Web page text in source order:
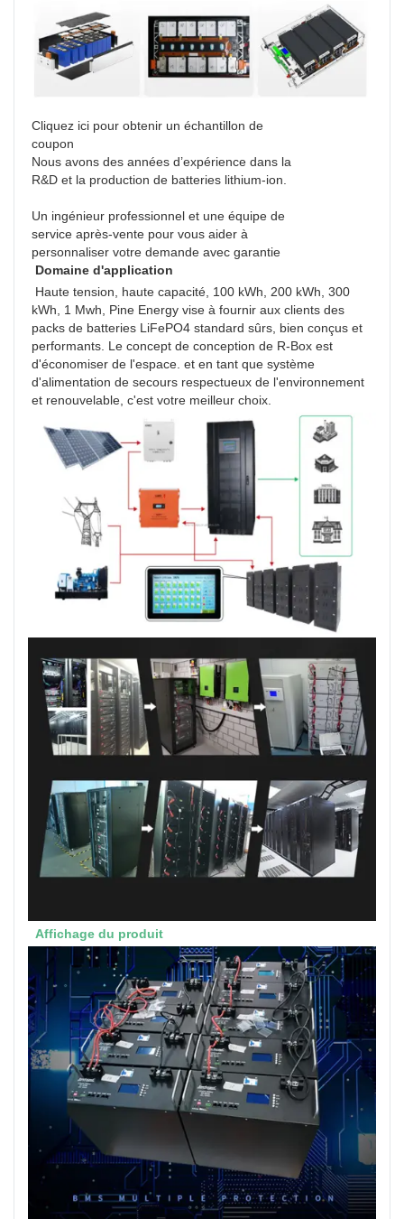
Cliquez ici pour obtenir un échantillon de
coupon
Nous avons des années d’expérience dans la
R&D et la production de batteries lithium-ion.
Un ingénieur professionnel et une équipe de
service après-vente pour vous aider à
personnaliser votre demande avec garantie
Domaine d'application
kWh, 1 Mwh, Pine Energy vise à fournir aux clients des
packs de batteries LiFePO4 standard sûrs, bien conçus et
performants. Le concept de conception de R-Box est
d'économiser de l'espace. et en tant que système
d'alimentation de secours respectueux de l'environnement
et renouvelable, c'est votre meilleur choix.
Affichage du produit